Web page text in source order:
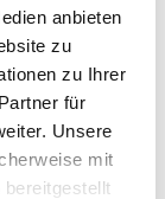
anbieten
zu
zu Ihrer
für
Unsere
mit
bieten
lässt